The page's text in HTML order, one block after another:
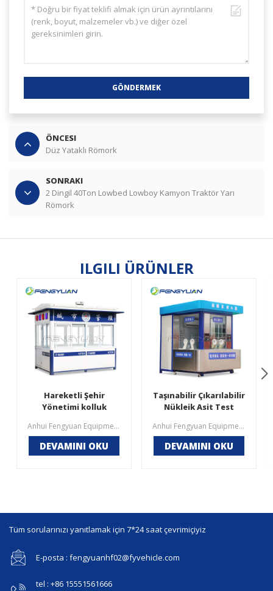
GÖNDERMEK
ÖNCESI
Düz Yataklı Römork
SONRAKI
2 Dingil 40Ton Lowbed Lowboy Kamyon Traktör Yarı
Römork
ILGILI ÜRÜNLER
Hareketli Şehir
Yönetimi kolluk
Kutusu
Anhui Fengyuan Equipment Technology Co., LTD. (bundan sonra "Fengyuan" olarak anılacaktır) Mayıs 2019'da 10 milyon yuan kayıtlı sermaye ile kurulmuştur ve adresi Keji Road, Jingkai District, Lixin County, Bozhou City, Anhui Eyaletidir. Şirket, 60 mu'luk bir alanı, 56.000 metrekareden fazla inşaat alanını, size eksiksiz bir tek elden hizmet yelpazesi sunmak için nöbetçi kutusu tasarımı, üretimi, satışı ve inşaatını entegre eden, müşteri gereksinimlerine göre uyarlanmış kapsamlı bir hizmet sağlayıcısını kapsıyor.
DEVAMINI OKU
Taşınabilir Çıkarılabilir
Nükleik Asit Test
Anhui Fengyuan Equipment Technology Co., LTD. (bundan sonra "Fengyuan" olarak anılacaktır) Mayıs 2019'da 10 milyon yuan kayıtlı sermaye ile kurulmuştur ve adresi Keji Road, Jingkai District, Lixin County, Bozhou City, Anhui Eyaletidir. Şirket, 56.000 metrekareden fazla inşaat alanı olan 60 mu'luk bir alanı kaplamaktadır. Tasarım, Ar-Ge, üretim, satış ve satış sonrası hizmetleri entegre eden özel bir ekipman üreticisidir. Mevcut salgın önleme ve kontrol durumunda, nükleik asit örneklemesi düzenli bir çalışma haline geldi. Nükleik asit örnekleme kabiliyetini ve personelin çalışma ortamını iyileştirmek için şirketimiz, aynı zamanda şehrimizdeki ilk kurumsal nükleik asit örnekleme kabini olan bir nükleik asit örnekleme kabini geliştirmiş ve üretmiştir. Genel olarak personelin güvenliğini sağlamaya odaklanılır ve aynı makine, özel hatlar boyunca çeşitli yerlerde toplama işini hızlı bir şekilde gerçekleştirerek salgının önlenmesine ve kontrolüne katkıda bulunmalıdır.
DEVAMINI OKU
Tüm sorularınızı yanıtlamak için 7*24 saat çevrimiçiyiz
E-posta : fengyuanhf02@fyvehicle.com
tel : +86 15551561666